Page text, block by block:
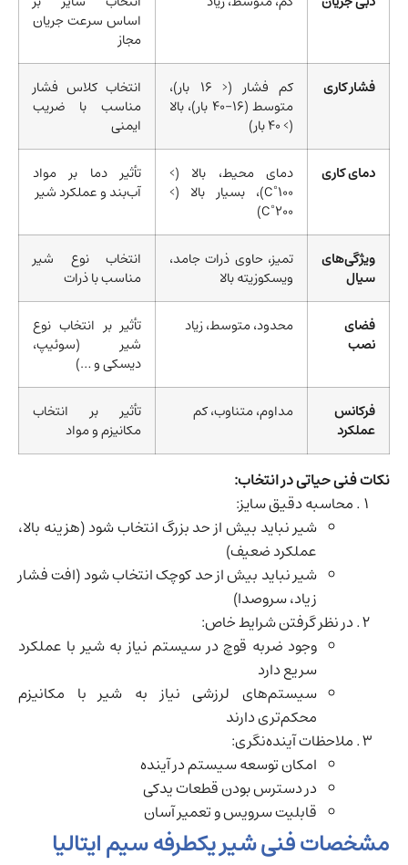
اساس سرعت جریان
مجاز
فشار کاری
کم فشار (< 16 بار)،
متوسط (16-40 بار)، بالا
(> 40 بار)
انتخاب کلاس فشار
مناسب با ضریب
ایمنی
دمای کاری
دمای محیط، بالا (>
100°C)، بسیار بالا (>
200°C)
تأثیر دما بر مواد
آب‌بند و عملکرد شیر
ویژگی‌های
سیال
تمیز، حاوی ذرات جامد،
ویسکوزیته بالا
انتخاب نوع شیر
مناسب با ذرات
فضای
نصب
محدود، متوسط، زیاد
تأثیر بر انتخاب نوع
شیر (سوئیپ،
دیسکی و …)
فرکانس
عملکرد
مداوم، متناوب، کم
تأثیر بر انتخاب
مکانیزم و مواد
نکات فنی حیاتی در انتخاب:
محاسبه دقیق سایز:
شیر نباید بیش از حد بزرگ انتخاب شود (هزینه بالا،
عملکرد ضعیف)
شیر نباید بیش از حد کوچک انتخاب شود (افت فشار
زیاد، سروصدا)
در نظر گرفتن شرایط خاص:
وجود ضربه قوچ در سیستم نیاز به شیر با عملکرد
سریع دارد
سیستم‌های لرزشی نیاز به شیر با مکانیزم
محکم‌تری دارند
ملاحظات آینده‌نگری:
امکان توسعه سیستم در آینده
در دسترس بودن قطعات یدکی
قابلیت سرویس و تعمیر آسان
مشخصات فنی شیر یکطرفه سیم ایتالیا